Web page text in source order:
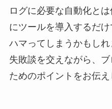
ログに必要な自動化と
にツールを導入するだ
ハマってしまうかもし
失敗談を交えながら、
ためのポイントをお伝え